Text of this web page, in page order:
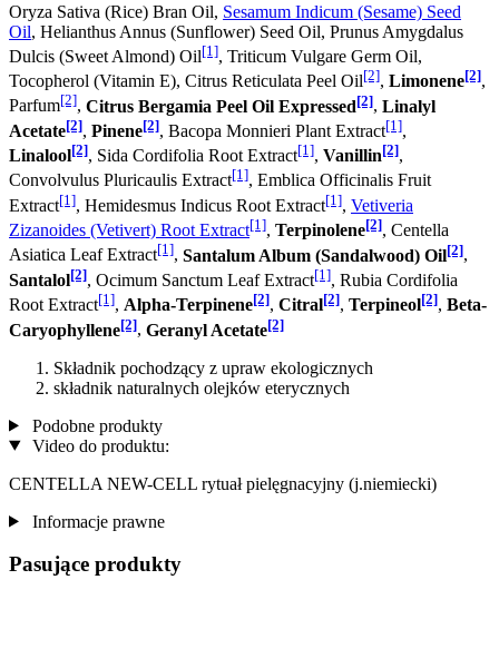
Oryza Sativa (Rice) Bran Oil, Sesamum Indicum (Sesame) Seed
Oil, Helianthus Annus (Sunflower) Seed Oil, Prunus Amygdalus
Dulcis (Sweet Almond) Oil[1], Triticum Vulgare Germ Oil,
Tocopherol (Vitamin E), Citrus Reticulata Peel Oil[2], Limonene[2],
Parfum[2], Citrus Bergamia Peel Oil Expressed[2], Linalyl
Acetate[2], Pinene[2], Bacopa Monnieri Plant Extract[1],
Linalool[2], Sida Cordifolia Root Extract[1], Vanillin[2],
Convolvulus Pluricaulis Extract[1], Emblica Officinalis Fruit
Extract[1], Hemidesmus Indicus Root Extract[1], Vetiveria
Zizanoides (Vetivert) Root Extract[1], Terpinolene[2], Centella
Asiatica Leaf Extract[1], Santalum Album (Sandalwood) Oil[2],
Santalol[2], Ocimum Sanctum Leaf Extract[1], Rubia Cordifolia
Root Extract[1], Alpha-Terpinene[2], Citral[2], Terpineol[2], Beta-
Caryophyllene[2], Geranyl Acetate[2]
Składnik pochodzący z upraw ekologicznych
składnik naturalnych olejków eterycznych
Podobne produkty
Video do produktu:
CENTELLA NEW-CELL rytuał pielęgnacyjny (j.niemiecki)
Informacje prawne
Pasujące produkty